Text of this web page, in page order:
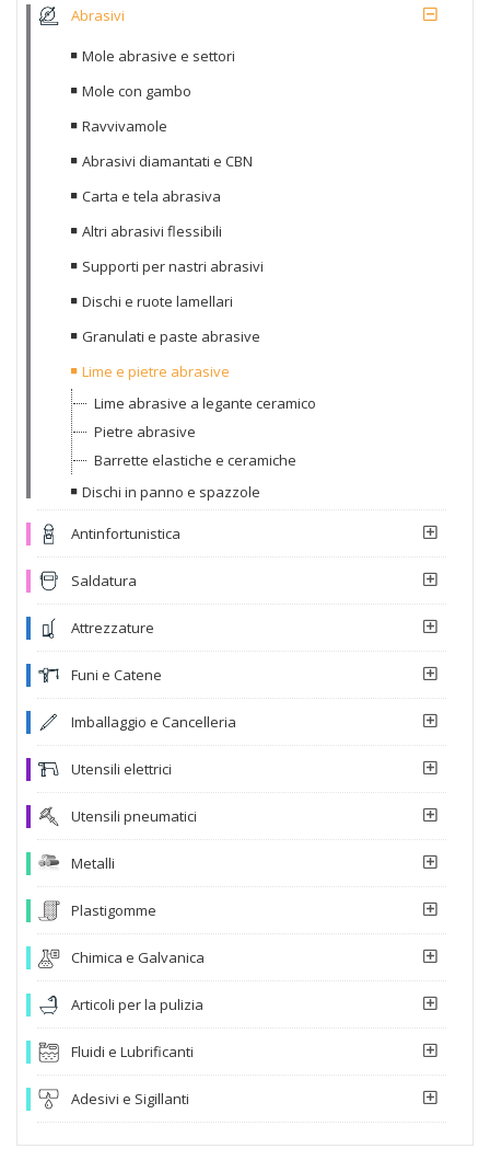
Abrasivi
Mole abrasive e settori
Mole con gambo
Ravvivamole
Abrasivi diamantati e CBN
Carta e tela abrasiva
Altri abrasivi flessibili
Supporti per nastri abrasivi
Dischi e ruote lamellari
Granulati e paste abrasive
Lime e pietre abrasive
Lime abrasive a legante ceramico
Pietre abrasive
Barrette elastiche e ceramiche
Dischi in panno e spazzole
Antinfortunistica
Saldatura
Attrezzature
Funi e Catene
Imballaggio e Cancelleria
Utensili elettrici
Utensili pneumatici
Metalli
Plastigomme
Chimica e Galvanica
Articoli per la pulizia
Fluidi e Lubrificanti
Adesivi e Sigillanti